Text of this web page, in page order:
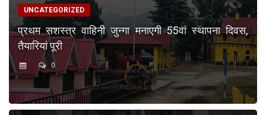
UNCATEGORIZED
प्रथम सशस्त्र वाहिनी जुन्गा मनाएगी 55वां स्थापना दिवस,
तैयारियां पूरी
0